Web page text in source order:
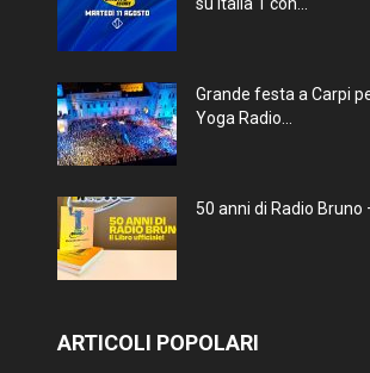
su Italia 1 con...
Grande festa a Carpi
Yoga Radio...
50 anni di Radio Bruno
ARTICOLI POPOLARI